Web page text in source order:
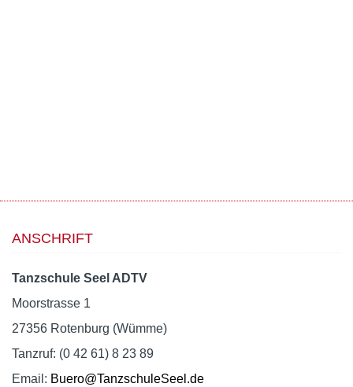
ANSCHRIFT
Tanzschule Seel ADTV
Moorstrasse 1
27356 Rotenburg (Wümme)
Tanzruf: (0 42 61) 8 23 89
Email: Buero@TanzschuleSeel.de